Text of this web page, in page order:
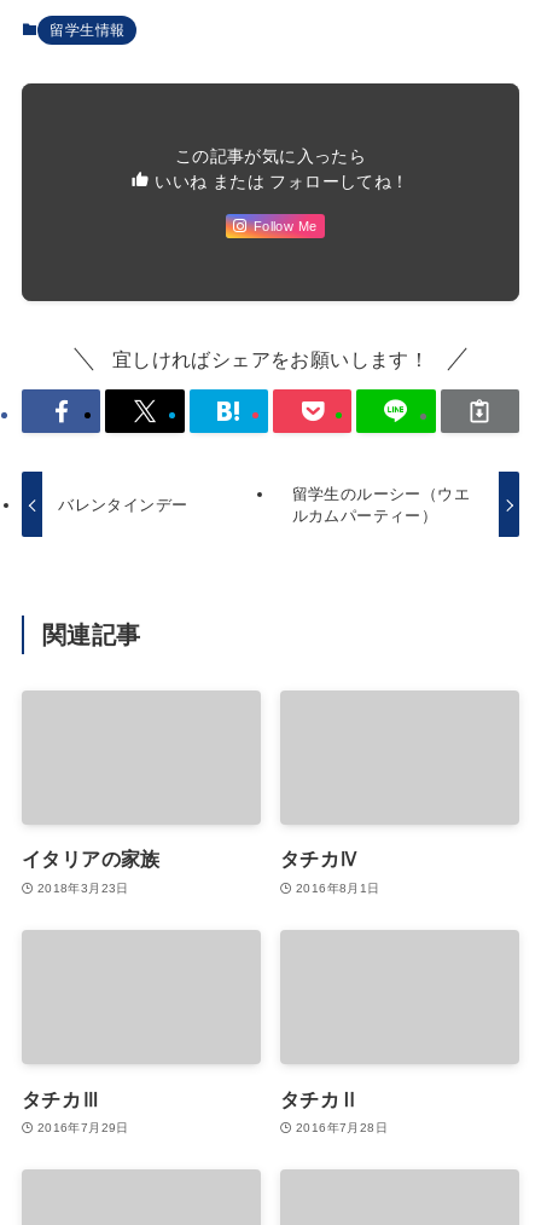
留学生情報
この記事が気に入ったら
いいね または フォローしてね！
Follow Me
宜しければシェアをお願いします！
バレンタインデー
留学生のルーシー（ウエ
ルカムパーティー）
関連記事
イタリアの家族
2018年3月23日
タチカⅣ
2016年8月1日
タチカⅢ
2016年7月29日
タチカⅡ
2016年7月28日